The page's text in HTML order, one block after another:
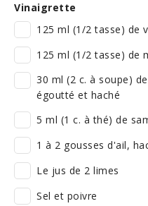
Vinaigrette
125 ml (1/2 tasse) de
125 ml (1/2 tasse) de
30 ml (2 c. à soupe)
égoutté et haché
5 ml (1 c. à thé) de
1 à 2 gousses d'ail,
Le jus de 2 limes
Sel et poivre